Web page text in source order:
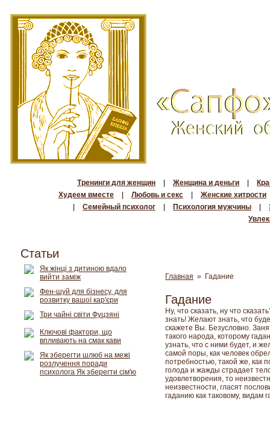
Тренинги для женщин Женщина и деньги
Худеем вместе
Любовь и секс
Женские хитрости
Семейный психолог Психология мужчины
Главная » Гадание
Гадание
Ну, что сказать, ну что
знать! Желают знать, что
скажете Вы. Безусловно.
такого народа, которому
узнать, что с ними будет, и
самой поры, как человек
потребностью, такой же, как
голода и жажды страдает
удовлетворения, то
неизвестности, гласят
гаданию как таковому, видам
Статьи
Як жінці з дитиною вдало
вийти заміж
Фен-шуй для бізнесу, для
розвитку вашої кар'єри
Три чайні світи Фуцзяні
Ключові фактори, що
впливають на смак кави
Як зберегти шлюб на межі
розлучення поради
психолога Як зберегти сім'ю